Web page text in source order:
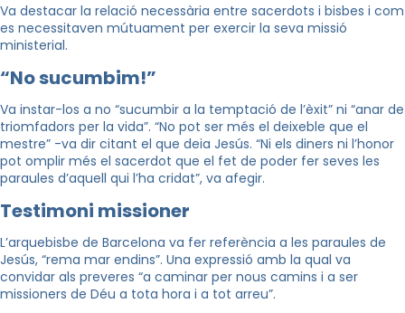
Va destacar la relació necessària entre sacerdots i bisbes i com
es necessitaven mútuament per exercir la seva missió
ministerial.
“No sucumbim!”
Va instar-los a no “sucumbir a la temptació de l’èxit” ni “anar de
triomfadors per la vida”. “No pot ser més el deixeble que el
mestre” -va dir citant el que deia Jesús. “Ni els diners ni l’honor
pot omplir més el sacerdot que el fet de poder fer seves les
paraules d’aquell qui l’ha cridat”, va afegir.
Testimoni missioner
L’arquebisbe de Barcelona va fer referència a les paraules de
Jesús, “rema mar endins”. Una expressió amb la qual va
convidar als preveres “a caminar per nous camins i a ser
missioners de Déu a tota hora i a tot arreu”.